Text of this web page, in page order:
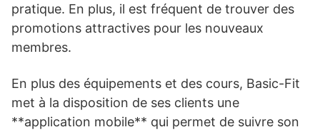
pratique. En plus, il est fréquent de trouver des
promotions attractives pour les nouveaux
membres.
En plus des équipements et des cours, Basic-Fit
met à la disposition de ses clients une
**application mobile** qui permet de suivre son